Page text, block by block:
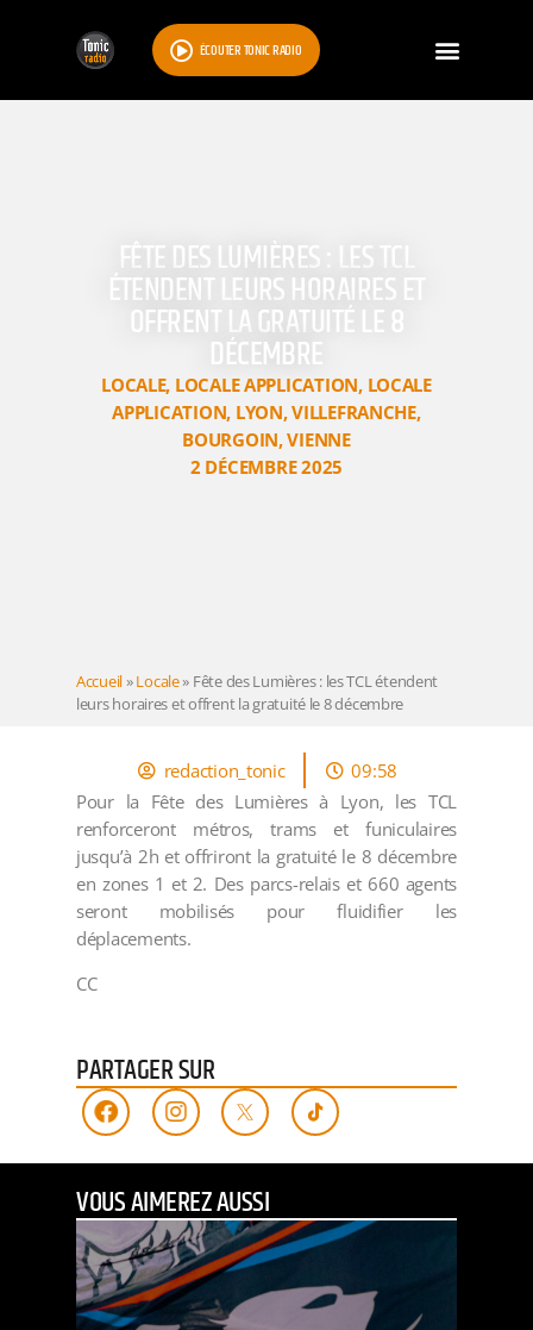
ÉCOUTER TONIC RADIO
FÊTE DES LUMIÈRES : LES TCL
ÉTENDENT LEURS HORAIRES ET
OFFRENT LA GRATUITÉ LE 8
DÉCEMBRE
LOCALE, LOCALE APPLICATION, LOCALE
APPLICATION, LYON,VILLEFRANCHE,
BOURGOIN,VIENNE
2 DÉCEMBRE 2025
Accueil»Locale» Fête des Lumières : les TCL étendent
leurs horaires et offrent la gratuité le 8 décembre
redaction_tonic
09:58
Pour la Fête des Lumières à Lyon, les TCL
renforceront métros, trams et funiculaires
jusqu’à 2h et offriront la gratuité le 8 décembre
en zones 1 et 2. Des parcs-relais et 660 agents
seront mobilisés pour fluidifier les
déplacements.
CC
PARTAGER SUR
VOUS AIMEREZ AUSSI